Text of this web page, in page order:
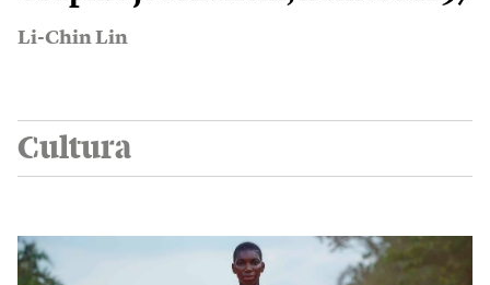
Li-Chin Lin
Cultura